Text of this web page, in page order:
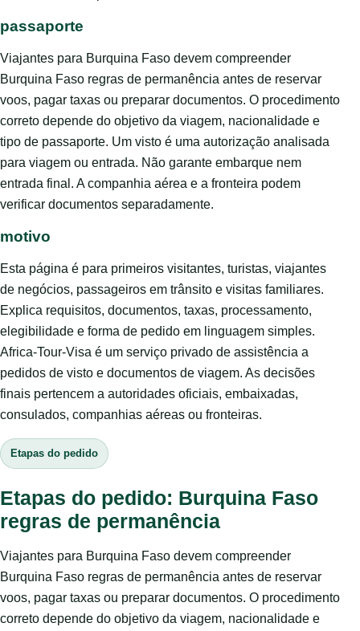
passaporte
Viajantes para Burquina Faso devem compreender
Burquina Faso regras de permanência antes de reservar
voos, pagar taxas ou preparar documentos. O procedimento
correto depende do objetivo da viagem, nacionalidade e
tipo de passaporte. Um visto é uma autorização analisada
para viagem ou entrada. Não garante embarque nem
entrada final. A companhia aérea e a fronteira podem
verificar documentos separadamente.
motivo
Esta página é para primeiros visitantes, turistas, viajantes
de negócios, passageiros em trânsito e visitas familiares.
Explica requisitos, documentos, taxas, processamento,
elegibilidade e forma de pedido em linguagem simples.
Africa-Tour-Visa é um serviço privado de assistência a
pedidos de visto e documentos de viagem. As decisões
finais pertencem a autoridades oficiais, embaixadas,
consulados, companhias aéreas ou fronteiras.
Etapas do pedido
Etapas do pedido: Burquina Faso
regras de permanência
Viajantes para Burquina Faso devem compreender
Burquina Faso regras de permanência antes de reservar
voos, pagar taxas ou preparar documentos. O procedimento
correto depende do objetivo da viagem, nacionalidade e